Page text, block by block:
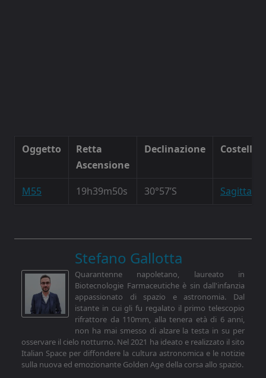
Oggetto
Retta
Ascensione
Declinazione
M55 19h39m50s 30°57’S Sagittario
Stefano Gallotta
Quarantenne napoletano, laureato in
Biotecnologie Farmaceutiche è sin dall'infanzia
appassionato di spazio e astronomia. Dal
istante in cui gli fu regalato il primo telescopio
rifrattore da 110mm, alla tenera età di 6 anni,
non ha mai smesso di alzare la testa in su per
osservare il cielo notturno. Nel 2021 ha ideato e realizzato il sito
Italian Space per diffondere la cultura astronomica e le notizie
sulla nuova ed emozionante Golden Age della corsa allo spazio.